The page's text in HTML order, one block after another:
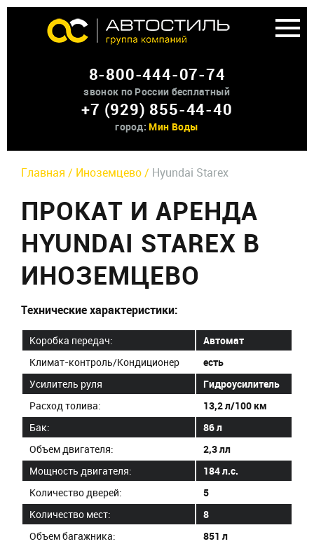
Аренда доп оборудования
О нас
Контакты
8-800-444-07-74
звонок по России бесплатный
+7 (929) 855-44-40
город: Мин Воды
Главная / Иноземцево / Hyundai Starex
ПРОКАТ И АРЕНДА
HYUNDAI STAREX В
ИНОЗЕМЦЕВО
Технические характеристики:
Коробка передач:
Автомат
Климат-контроль/Кондиционер
есть
Усилитель руля
Гидроусилитель
Расход толива:
13,2 л/100 км
Бак:
86 л
Объем двигателя:
2,3 лл
Мощность двигателя:
184 л.с.
Количество дверей:
5
Количество мест:
8
Объем багажника:
851 л